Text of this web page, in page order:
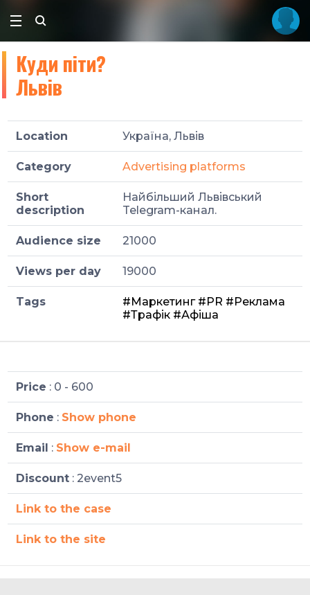
Куди піти?
Львів
Location Україна, Львів
Category Advertising platforms
Short
description
Найбільший Львівський
Telegram-канал.
Audience size 21000
Views per day 19000
Tags #Маркетинг #PR #Реклама
#Трафік #Афіша
Price : 0 - 600
Phone : Show phone
Email : Show e-mail
Discount : 2event5
Link to the case
Link to the site